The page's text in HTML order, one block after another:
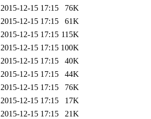
2015-12-15 17:15
76K
2015-12-15 17:15
61K
2015-12-15 17:15 115K
2015-12-15 17:15 100K
2015-12-15 17:15
40K
2015-12-15 17:15
44K
2015-12-15 17:15
76K
2015-12-15 17:15
17K
2015-12-15 17:15
21K